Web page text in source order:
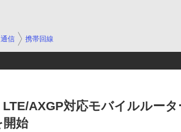
通信 携帯回線
AXGP対応モバイルルータ
開始